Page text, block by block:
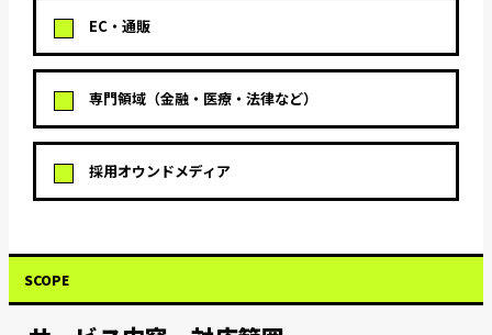
EC・通販
専門領域（金融・医療・法律など）
採用オウンドメディア
SCOPE